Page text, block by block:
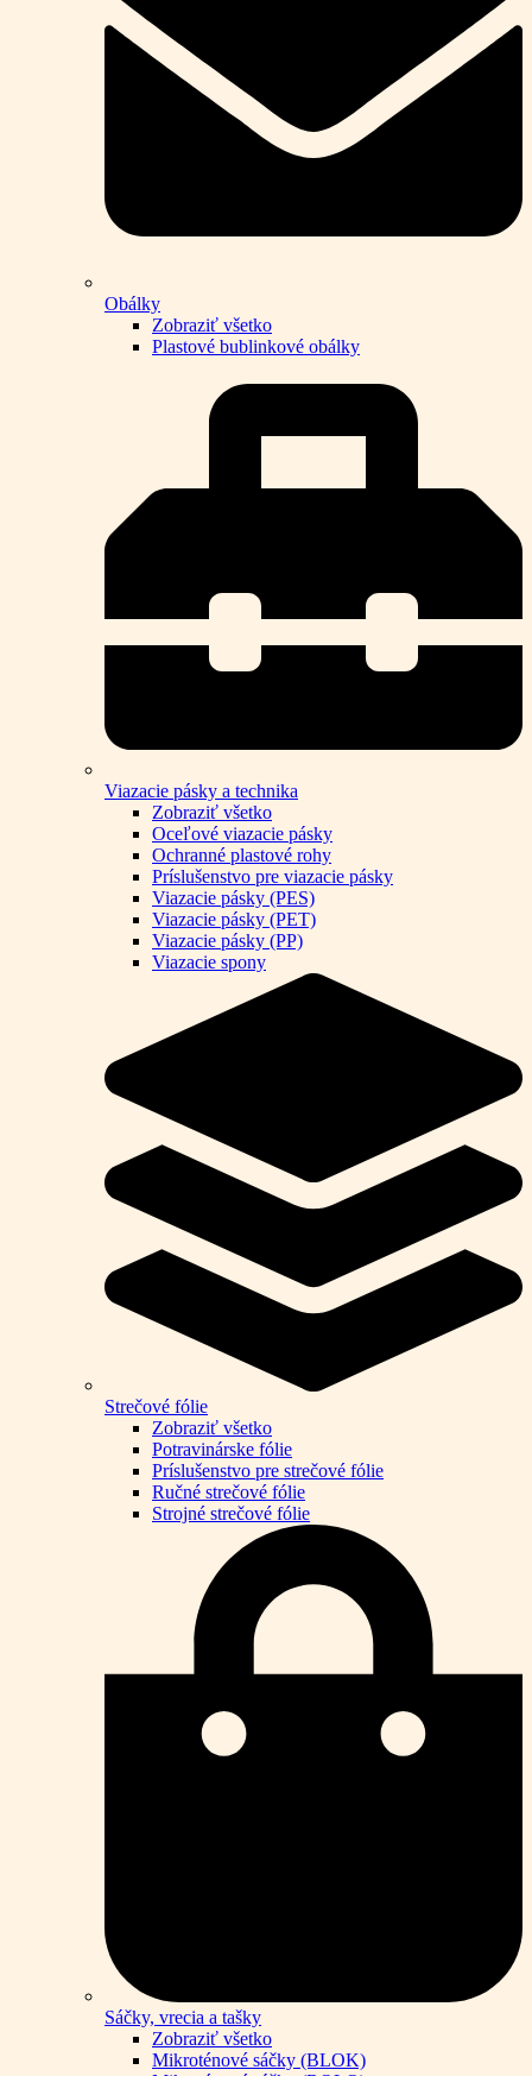
Obálky
Zobraziť všetko
Plastové bublinkové obálky
Viazacie pásky a technika
Zobraziť všetko
Oceľové viazacie pásky
Ochranné plastové rohy
Príslušenstvo pre viazacie pásky
Viazacie pásky (PES)
Viazacie pásky (PET)
Viazacie pásky (PP)
Viazacie spony
Strečové fólie
Zobraziť všetko
Potravinárske fólie
Príslušenstvo pre strečové fólie
Ručné strečové fólie
Strojné strečové fólie
Sáčky, vrecia a tašky
Zobraziť všetko
Mikroténové sáčky (BLOK)